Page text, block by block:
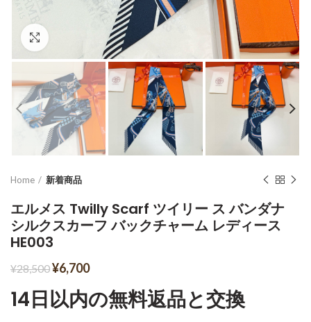
Click to enlarge
Home 新着商品
エルメス Twilly Scarf ツイリー ス バンダナ
シルクスカーフ バックチャーム レディース
HE003
¥28,500¥6,700
14日以内の無料返品と交換